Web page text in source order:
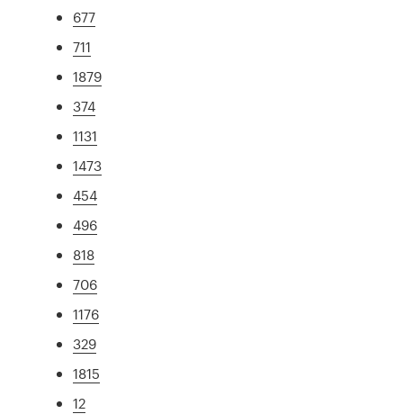
677
711
1879
374
1131
1473
454
496
818
706
1176
329
1815
12